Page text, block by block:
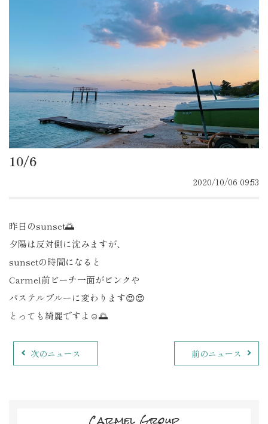
10/6
2020/10/06 09:53
昨日のsunset🌅
夕陽は反対側に沈みますが、
sunsetの時間になると
Carmel前ビーチ一面がピンクや
パステルブルーに変わります😍😍
とっても綺麗ですよ☺️🌅
次のニュース 前のニュース